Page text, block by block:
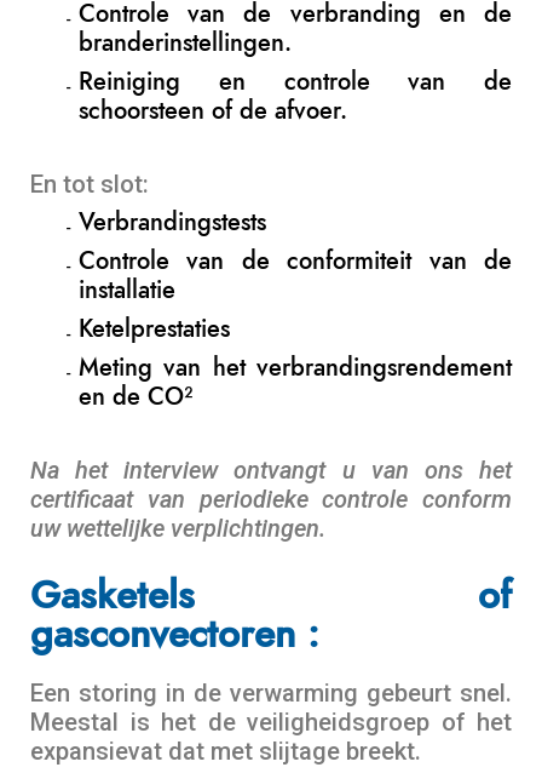
Controle van de verbranding en de
branderinstellingen.
Reiniging en controle van de
schoorsteen of de afvoer.
En tot slot:
Verbrandingstests
Controle van de conformiteit van de
installatie
Ketelprestaties
Meting van het verbrandingsrendement
en de CO²
Na het interview ontvangt u van ons het
certificaat van periodieke controle conform
uw wettelijke verplichtingen.
Gasketels of
gasconvectoren :
Een storing in de verwarming gebeurt snel.
Meestal is het de veiligheidsgroep of het
expansievat dat met slijtage breekt.